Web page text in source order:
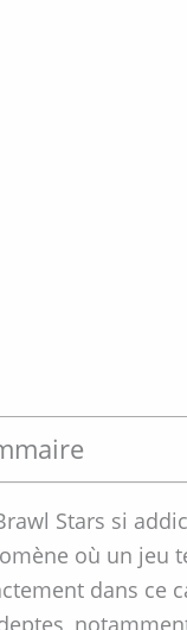
Stars si
où un jeu
dans ce